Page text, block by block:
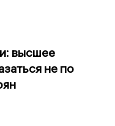
высшее
не по